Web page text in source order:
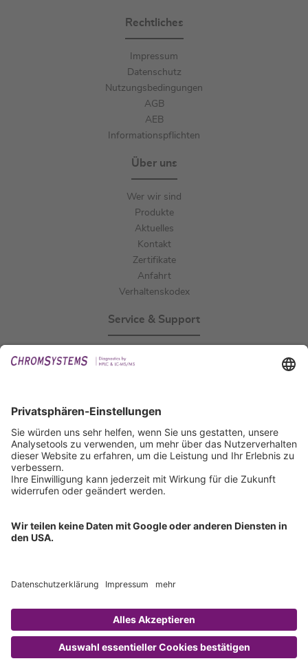
Rechtliches
Impressum
Datenschutz
Nutzungsbedingungen
AGB
AEB
Informationspflichten
Über uns
Wer wir sind
Produkte
Aktuelles
Kontakt
Zertifikate
Anfahrt
Verhaltenskodex
Service & Support
IFU anfordern
Zertifizierungen
ISO 9001 Zertifikat